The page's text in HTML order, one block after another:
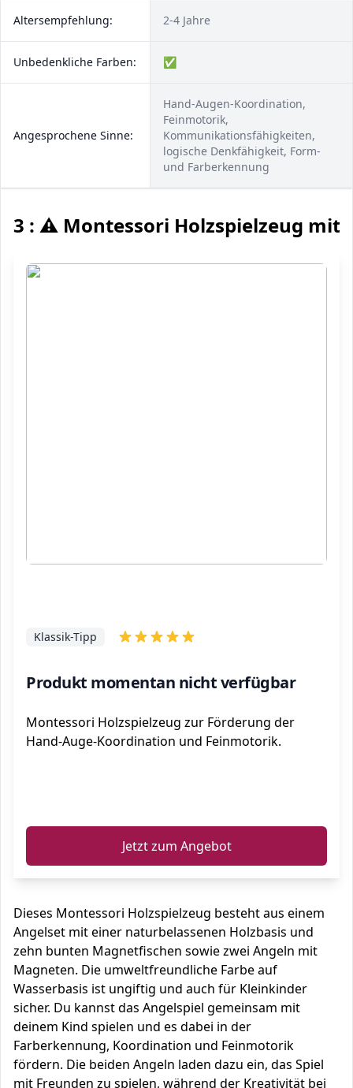
Altersempfehlung: 2-4 Jahre
Unbedenkliche Farben: ✅
Angesprochene Sinne:
Hand-Augen-Koordination,
Feinmotorik,
Kommunikationsfähigkeiten,
logische Denkfähigkeit, Form-
und Farberkennung
3 : ⚠️ Montessori Holzspielzeug mit
Produkt momentan nicht verfügbar
Klassik-Tipp
Montessori Holzspielzeug zur Förderung der
Hand-Auge-Koordination und Feinmotorik.
Jetzt zum Angebot
Dieses Montessori Holzspielzeug besteht aus einem
Angelset mit einer naturbelassenen Holzbasis und
zehn bunten Magnetfischen sowie zwei Angeln mit
Magneten. Die umweltfreundliche Farbe auf
Wasserbasis ist ungiftig und auch für Kleinkinder
sicher. Du kannst das Angelspiel gemeinsam mit
deinem Kind spielen und es dabei in der
Farberkennung, Koordination und Feinmotorik
fördern. Die beiden Angeln laden dazu ein, das Spiel
mit Freunden zu spielen, während der Kreativität bei